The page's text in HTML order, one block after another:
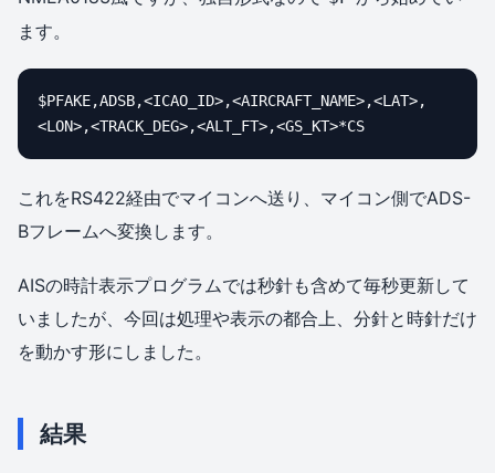
ます。
$PFAKE,ADSB,<ICAO_ID>,<AIRCRAFT_NAME>,<LAT>,
<LON>,<TRACK_DEG>,<ALT_FT>,<GS_KT>*CS
これをRS422経由でマイコンへ送り、マイコン側でADS-
Bフレームへ変換します。
AISの時計表示プログラムでは秒針も含めて毎秒更新して
いましたが、今回は処理や表示の都合上、分針と時針だけ
を動かす形にしました。
結果